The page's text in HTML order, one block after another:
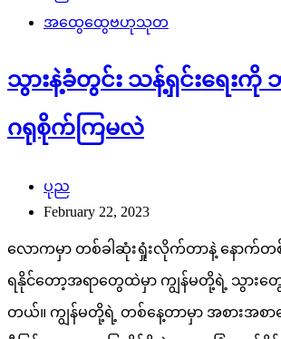
အထွေထွေဗဟုသုတ
သွားနဲ့ခံတွင်း သန့်ရှင်းရေး
ဂရုစိုက်ကြမလဲ
ပုည
February 22, 2023
လောကမှာ တစ်ခါဆုံးရှုံးလိုက်တာနဲ့ နောက်တစ်
ရနိုင်တော့အရာတွေထဲမှာ ကျွန်မတို့ရဲ့ သွားတွေ
တယ်။ ကျွန်မတို့ရဲ့ တစ်နေ့တာမှာ အစားအစာတွ